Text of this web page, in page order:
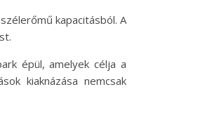
kapacitásból. A
épül, amelyek célja a
kiaknázása nemcsak